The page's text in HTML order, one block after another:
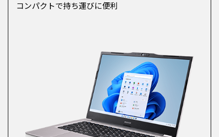
コンパクトで持ち運びに便利